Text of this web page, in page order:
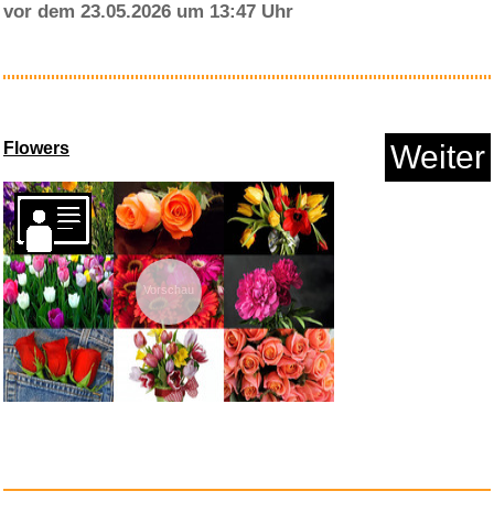
Anzeige
Lauts...
vor dem 23.05.2026 um 13:47 Uhr
Flowers Weiter
Vorschau